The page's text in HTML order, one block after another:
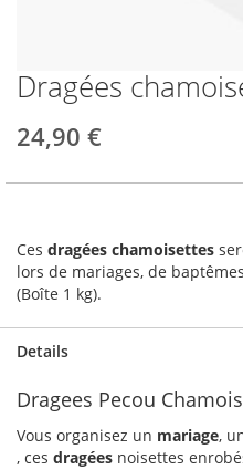
Skip
to
the
beginning
Dragées
24,90 €
Ces dragées chamoisettes
lors de mariages, de
(Boîte 1 kg).
Details
Dragees Pecou
Vous organisez un mariage,
, ces dragées noisettes